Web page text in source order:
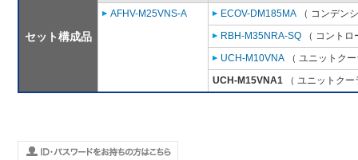
セット構成品
AFHV-M25VNS-A
ECOV-DM185MA （ コンデン
RBH-M35NRA-SQ （ コント
UCH-M10VNA （ ユニットク
UCH-M15VNA1 （ ユニットク